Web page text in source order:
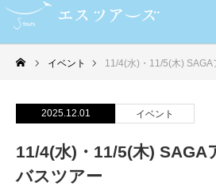
イベント 11/4(水)・11/5(木)
2025.12.01 イベント
11/4(水)・11/5(木) SAGA
バスツアー